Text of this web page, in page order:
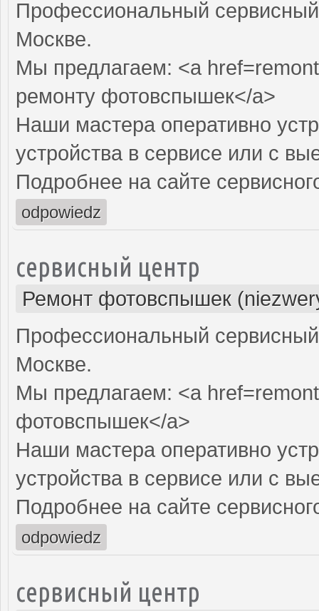
Профессиональный
Москве.
Мы предлагаем: <a
ремонту фотовспышек</a>
Наши мастера оперативно
устройства в сервисе или с
Подробнее на сайте
odpowiedz
сервисный центр
Ремонт фотовспышек
Профессиональный
Москве.
Мы предлагаем: <a
фотовспышек</a>
Наши мастера оперативно
устройства в сервисе или с
Подробнее на сайте
odpowiedz
сервисный центр